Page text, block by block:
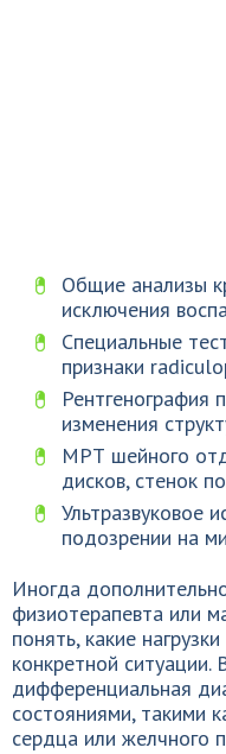
Общие анализы
исключения
Специальные
признаки
Рентгенография
изменения
МРТ шейного
дисков, стенок
Ультразвуковое
подозрении на
Иногда
физиотерапевта или
понять, какие
конкретной ситуации.
дифференциальная
состояниями, такими
сердца или желчного